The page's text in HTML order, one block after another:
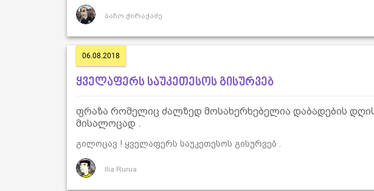
ბაჩო ჭირაქაძე
06.08.2018
ყველაფერს საუკეთესოს გისურვებ
ფრაზა რომელიც ძალზედ მოსახერხებელია დაბადების
მისალოცად .
გილოცავ ! ყველაფერს საუკეთესოს გისურვებ .
Ilia Rurua